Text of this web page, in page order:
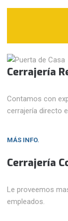
Cerrajería
Contamos con
cerrajería directo
MÁS INFO.
Cerrajería
Le proveemos
empleados.